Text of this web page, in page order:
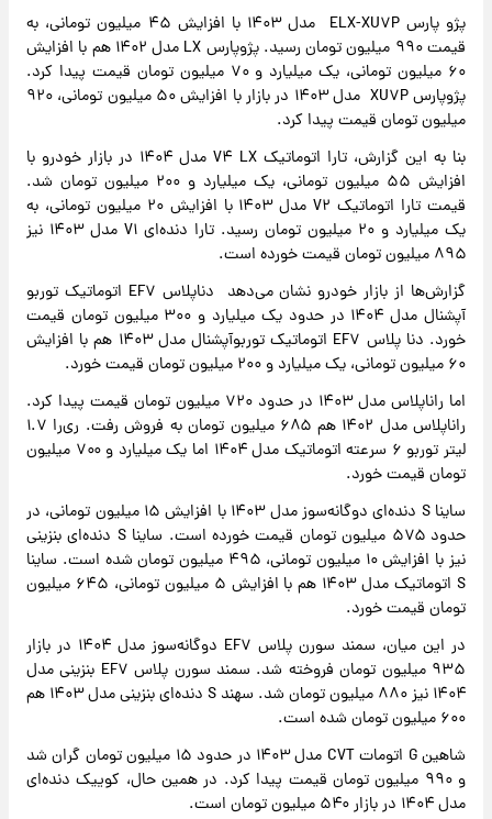
پژو پارس ELX-XU۷P مدل ۱۴۰۳ با افزایش ۴۵ میلیون تومانی، به
قیمت ۹۹۰ میلیون تومان رسید. پژوپارس LX مدل ۱۴۰۲ هم با افزایش
۶۰ میلیون تومانی، یک میلیارد و ۷۰ میلیون تومان قیمت پیدا کرد.
پژوپارس XU۷P مدل ۱۴۰۳ در بازار با افزایش ۵۰ میلیون تومانی، ۹۲۰
میلیون تومان قیمت پیدا کرد.
بنا به این گزارش، تارا اتوماتیک V۴ LX مدل ۱۴۰۴ در بازار خودرو با
افزایش ۵۵ میلیون تومانی، یک میلیارد و ۲۰۰ میلیون تومان شد.
قیمت تارا اتوماتیک V۲ مدل ۱۴۰۳ با افزایش ۲۰ میلیون تومانی، به
یک میلیارد و ۲۰ میلیون تومان رسید. تارا دنده‌ای V۱ مدل ۱۴۰۳ نیز
۸۹۵ میلیون تومان قیمت خورده است.
گزارش‌ها از بازار خودرو نشان می‌دهد دناپلاس EF۷ اتوماتیک توربو
آپشنال مدل ۱۴۰۴ در حدود یک میلیارد و ۳۰۰ میلیون تومان قیمت
خورد. دنا پلاس EF۷ اتوماتیک توربوآپشنال مدل ۱۴۰۳ هم با افزایش
۶۰ میلیون تومانی، یک میلیارد و ۲۰۰ میلیون تومان قیمت خورد.
اما راناپلاس مدل ۱۴۰۳ در حدود ۷۲۰ میلیون تومان قیمت پیدا کرد.
راناپلاس مدل ۱۴۰۲ هم ۶۸۵ میلیون تومان به فروش رفت. ری‌را ۱.۷
لیتر توربو ۶ سرعته اتوماتیک مدل ۱۴۰۴ اما یک میلیارد و ۷۰۰ میلیون
تومان قیمت خورد.
ساینا S دنده‌ای دوگانه‌سوز مدل ۱۴۰۳ با افزایش ۱۵ میلیون تومانی، در
حدود ۵۷۵ میلیون تومان قیمت خورده است. ساینا S دنده‌ای بنزینی
نیز با افزایش ۱۰ میلیون تومانی، ۴۹۵ میلیون تومان شده است. ساینا
S اتوماتیک مدل ۱۴۰۳ هم با افزایش ۵ میلیون تومانی، ۶۴۵ میلیون
تومان قیمت خورد.
در این میان، سمند سورن پلاس EF۷ دوگانه‌سوز مدل ۱۴۰۴ در بازار
۹۳۵ میلیون تومان فروخته شد. سمند سورن پلاس EF۷ بنزینی مدل
۱۴۰۴ نیز ۸۸۰ میلیون تومان شد. سهند S دنده‌ای بنزینی مدل ۱۴۰۳ هم
۶۰۰ میلیون تومان شده است.
شاهین G اتومات CVT مدل ۱۴۰۳ در حدود ۱۵ میلیون تومان گران شد
و ۹۹۰ میلیون تومان قیمت پیدا کرد. در همین حال، کوییک دنده‌ای
مدل ۱۴۰۴ در بازار ۵۴۰ میلیون تومان است.